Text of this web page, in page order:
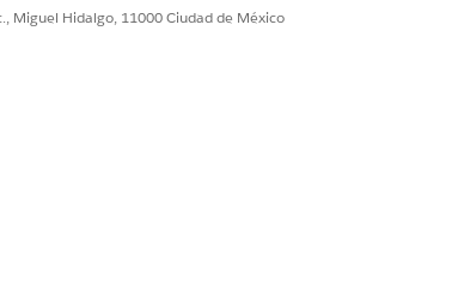
Miguel Hidalgo, 11000 Ciudad de México